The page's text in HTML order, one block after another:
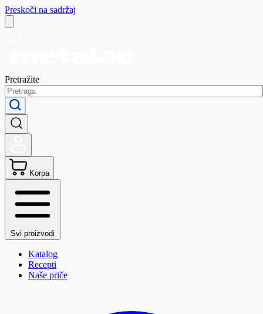
Preskoči na sadržaj
Pretražite
Korpa
Svi proizvodi
Katalog
Recepti
Naše priče